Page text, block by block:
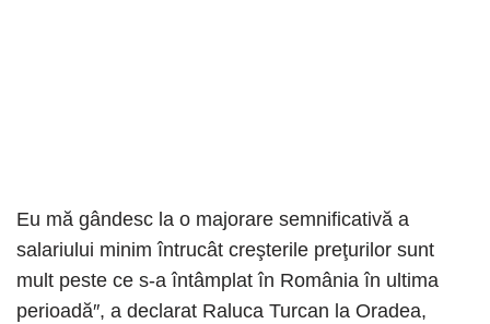
Eu mă gândesc la o majorare semnificativă a
salariului minim întrucât creşterile preţurilor sunt
mult peste ce s-a întâmplat în România în ultima
perioadă″, a declarat Raluca Turcan la Oradea,